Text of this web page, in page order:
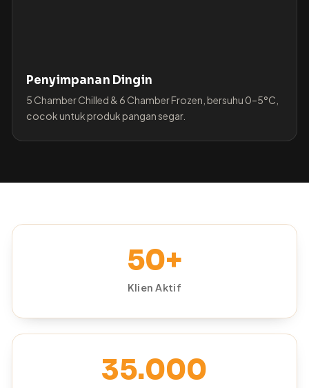
Penyimpanan Dingin
5 Chamber Chilled & 6 Chamber Frozen, bersuhu 0–5°C,
cocok untuk produk pangan segar.
50+
Klien Aktif
35.000